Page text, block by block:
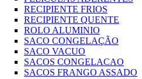
RECIPIENTE FRIOS
RECIPIENTE QUENTE
ROLO ALUMINIO
SACO CONGELAÇÃO
SACO VACUO
SACOS CONGELACAO
SACOS FRANGO ASSADO